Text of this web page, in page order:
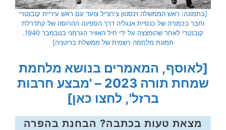
[בתמונה: ראש הממשלה וינסטון צ'רצ'יל צועד עם ראש עיריית קובנטרי
וחבר בכמורה של כנסיית אנגליה דרך הספינה ההרוסה של קתדרלת
קובנטרי לאחר שהופצצה על ידי חיל האוויר הגרמני בנובמבר 1940.
תמונת מלחמה רשמית של ממשלת בריטניה]
[לאוסף, המאמרים בנושא מלחמת
שמחת תורה 2023 – 'מבצע חרבות
ברזל', לחצו כאן]
מצאת טעות בכתבה? הבחנת בהפרה